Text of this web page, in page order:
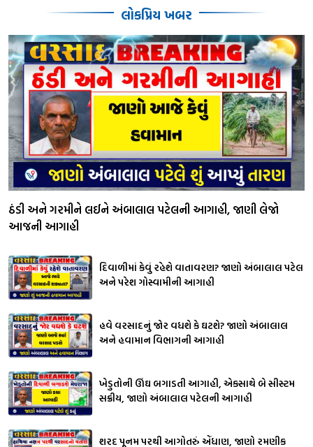
લોકપ્રિય ખબર
ઠંડી અને ગરમીને લઈને અંબાલાલ પટેલની આગાહી, જાણી લેજો
આજની આગાહી
દિવાળીમાં કેવું રહેશે વાતાવરણ? જાણો અંબાલાલ પટેલ
અને પરેશ ગોસ્વામીની આગાહી
હવે વરસાદનું જોર વધશે કે ઘટશે? જાણો અંબાલાલ
અને હવામાન વિભાગની આગાહી
ખેડુતોની ઊંઘ બગાડતી આગાહી, એકસાથે બે સીસ્ટમ
સક્રીય, જાણો અંબાલાલ પટેલની આગાહી
શરદ પૂનમ પરથી આગોતરું એંધાણ, જાણો રમણીક